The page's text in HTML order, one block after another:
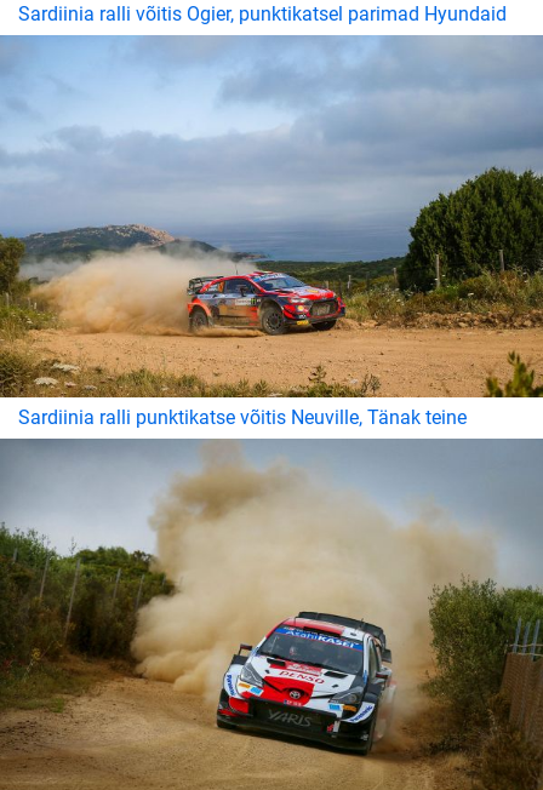
Sardiinia ralli võitis Ogier, punktikatsel parimad Hyundaid
Sardiinia ralli punktikatse võitis Neuville, Tänak teine